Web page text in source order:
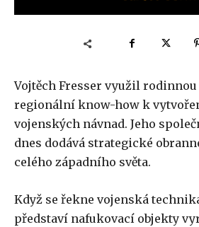
Vojtěch Fresser využil
regionální know-how k
vojenských návnad. Jeho
dnes dodává strategické
celého západního světa.
Když se řekne vojenská
představí nafukovací objekty